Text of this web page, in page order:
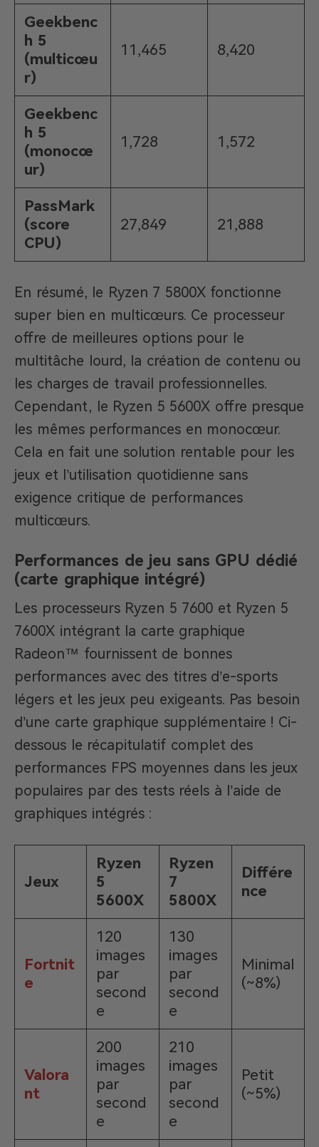
Geekbenc
h 5
(multicœu
r)
11,465 8,420
Geekbenc
h 5
(monocœ
ur)
1,728 1,572
PassMark
(score
CPU)
27,849 21,888
En résumé, le Ryzen 7 5800X fonctionne
super bien en multicœurs. Ce processeur
offre de meilleures options pour le
multitâche lourd, la création de contenu ou
les charges de travail professionnelles.
Cependant, le Ryzen 5 5600X offre presque
les mêmes performances en monocœur.
Cela en fait une solution rentable pour les
jeux et l’utilisation quotidienne sans
exigence critique de performances
multicœurs.
Performances de jeu sans GPU dédié
(carte graphique intégré)
Les processeurs Ryzen 5 7600 et Ryzen 5
7600X intégrant la carte graphique
Radeon™ fournissent de bonnes
performances avec des titres d’e-sports
légers et les jeux peu exigeants. Pas besoin
d’une carte graphique supplémentaire ! Ci-
dessous le récapitulatif complet des
performances FPS moyennes dans les jeux
populaires par des tests réels à l’aide de
graphiques intégrés :
Jeux
Ryzen
5
5600X
Ryzen
7
5800X
Différe
nce
Fortnit
e
120
images
par
second
e
130
images
par
second
e
Minimal
(~8%)
Valora
nt
200
images
par
second
e
210
images
par
second
e
Petit
(~5%)